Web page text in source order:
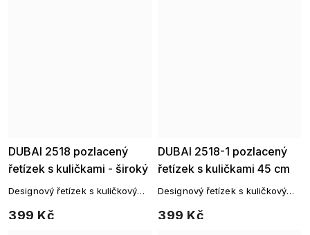
DUBAI 2518 pozlacený
řetízek s kuličkami - široký
399 Kč
Designový řetízek s kuličkovými
DUBAI 2518-1 pozlacený
řetízek s kuličkami 45 cm
399 Kč
Designový řetízek s kuličkovými